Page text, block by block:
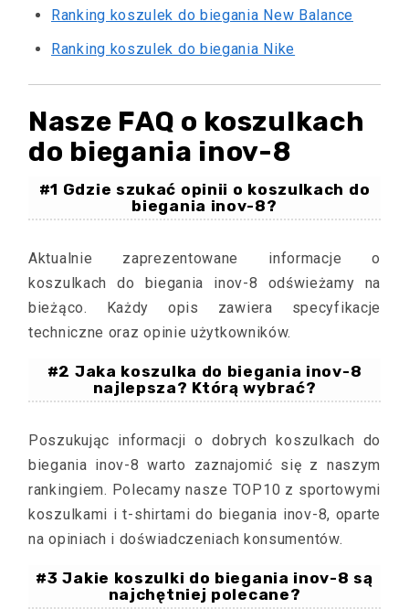
Ranking koszulek do biegania New Balance
Ranking koszulek do biegania Nike
Nasze FAQ o koszulkach
do biegania inov-8
#1 Gdzie szukać opinii o koszulkach do
biegania inov-8?
Aktualnie zaprezentowane informacje o
koszulkach do biegania inov-8 odświeżamy na
bieżąco. Każdy opis zawiera specyfikacje
techniczne oraz opinie użytkowników.
#2 Jaka koszulka do biegania inov-8
najlepsza? Którą wybrać?
Poszukując informacji o dobrych koszulkach do
biegania inov-8 warto zaznajomić się z naszym
rankingiem. Polecamy nasze TOP10 z sportowymi
koszulkami i t-shirtami do biegania inov-8, oparte
na opiniach i doświadczeniach konsumentów.
#3 Jakie koszulki do biegania inov-8 są
najchętniej polecane?